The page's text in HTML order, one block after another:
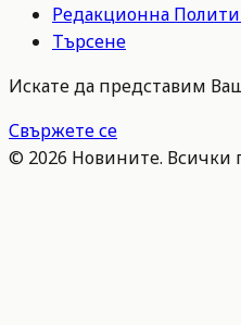
Редакционна
Търсене
Искате да представим
Свържете се
© 2026 Новините. Всички